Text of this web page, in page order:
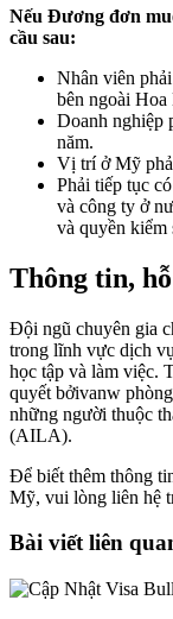
Nếu Đương đơn
cầu sau:
Nhân viên
bên ngoài Hoa
Doanh nghiệp
năm.
Vị trí ở Mỹ
Phải tiếp tục
và công ty ở
và quyền kiểm
Thông tin,
Đội ngũ chuyên gia
trong lĩnh vực dịch
học tập và làm việc.
quyết bởivanw
những người thuộc
(AILA).
Để biết thêm thông
Mỹ, vui lòng liên hệ
Bài viết liên